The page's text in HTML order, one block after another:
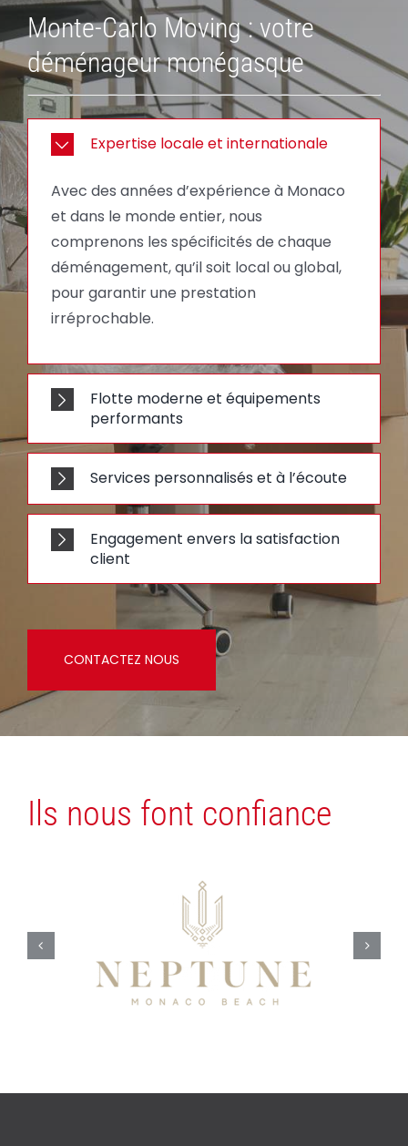
Monte-Carlo Moving : votre
déménageur monégasque
Expertise locale et internationale
Avec des années d’expérience à Monaco
et dans le monde entier, nous
comprenons les spécificités de chaque
déménagement, qu’il soit local ou global,
pour garantir une prestation
irréprochable.
Flotte moderne et équipements
performants
Services personnalisés et à l’écoute
Engagement envers la satisfaction
client
CONTACTEZ NOUS
Ils nous font confiance